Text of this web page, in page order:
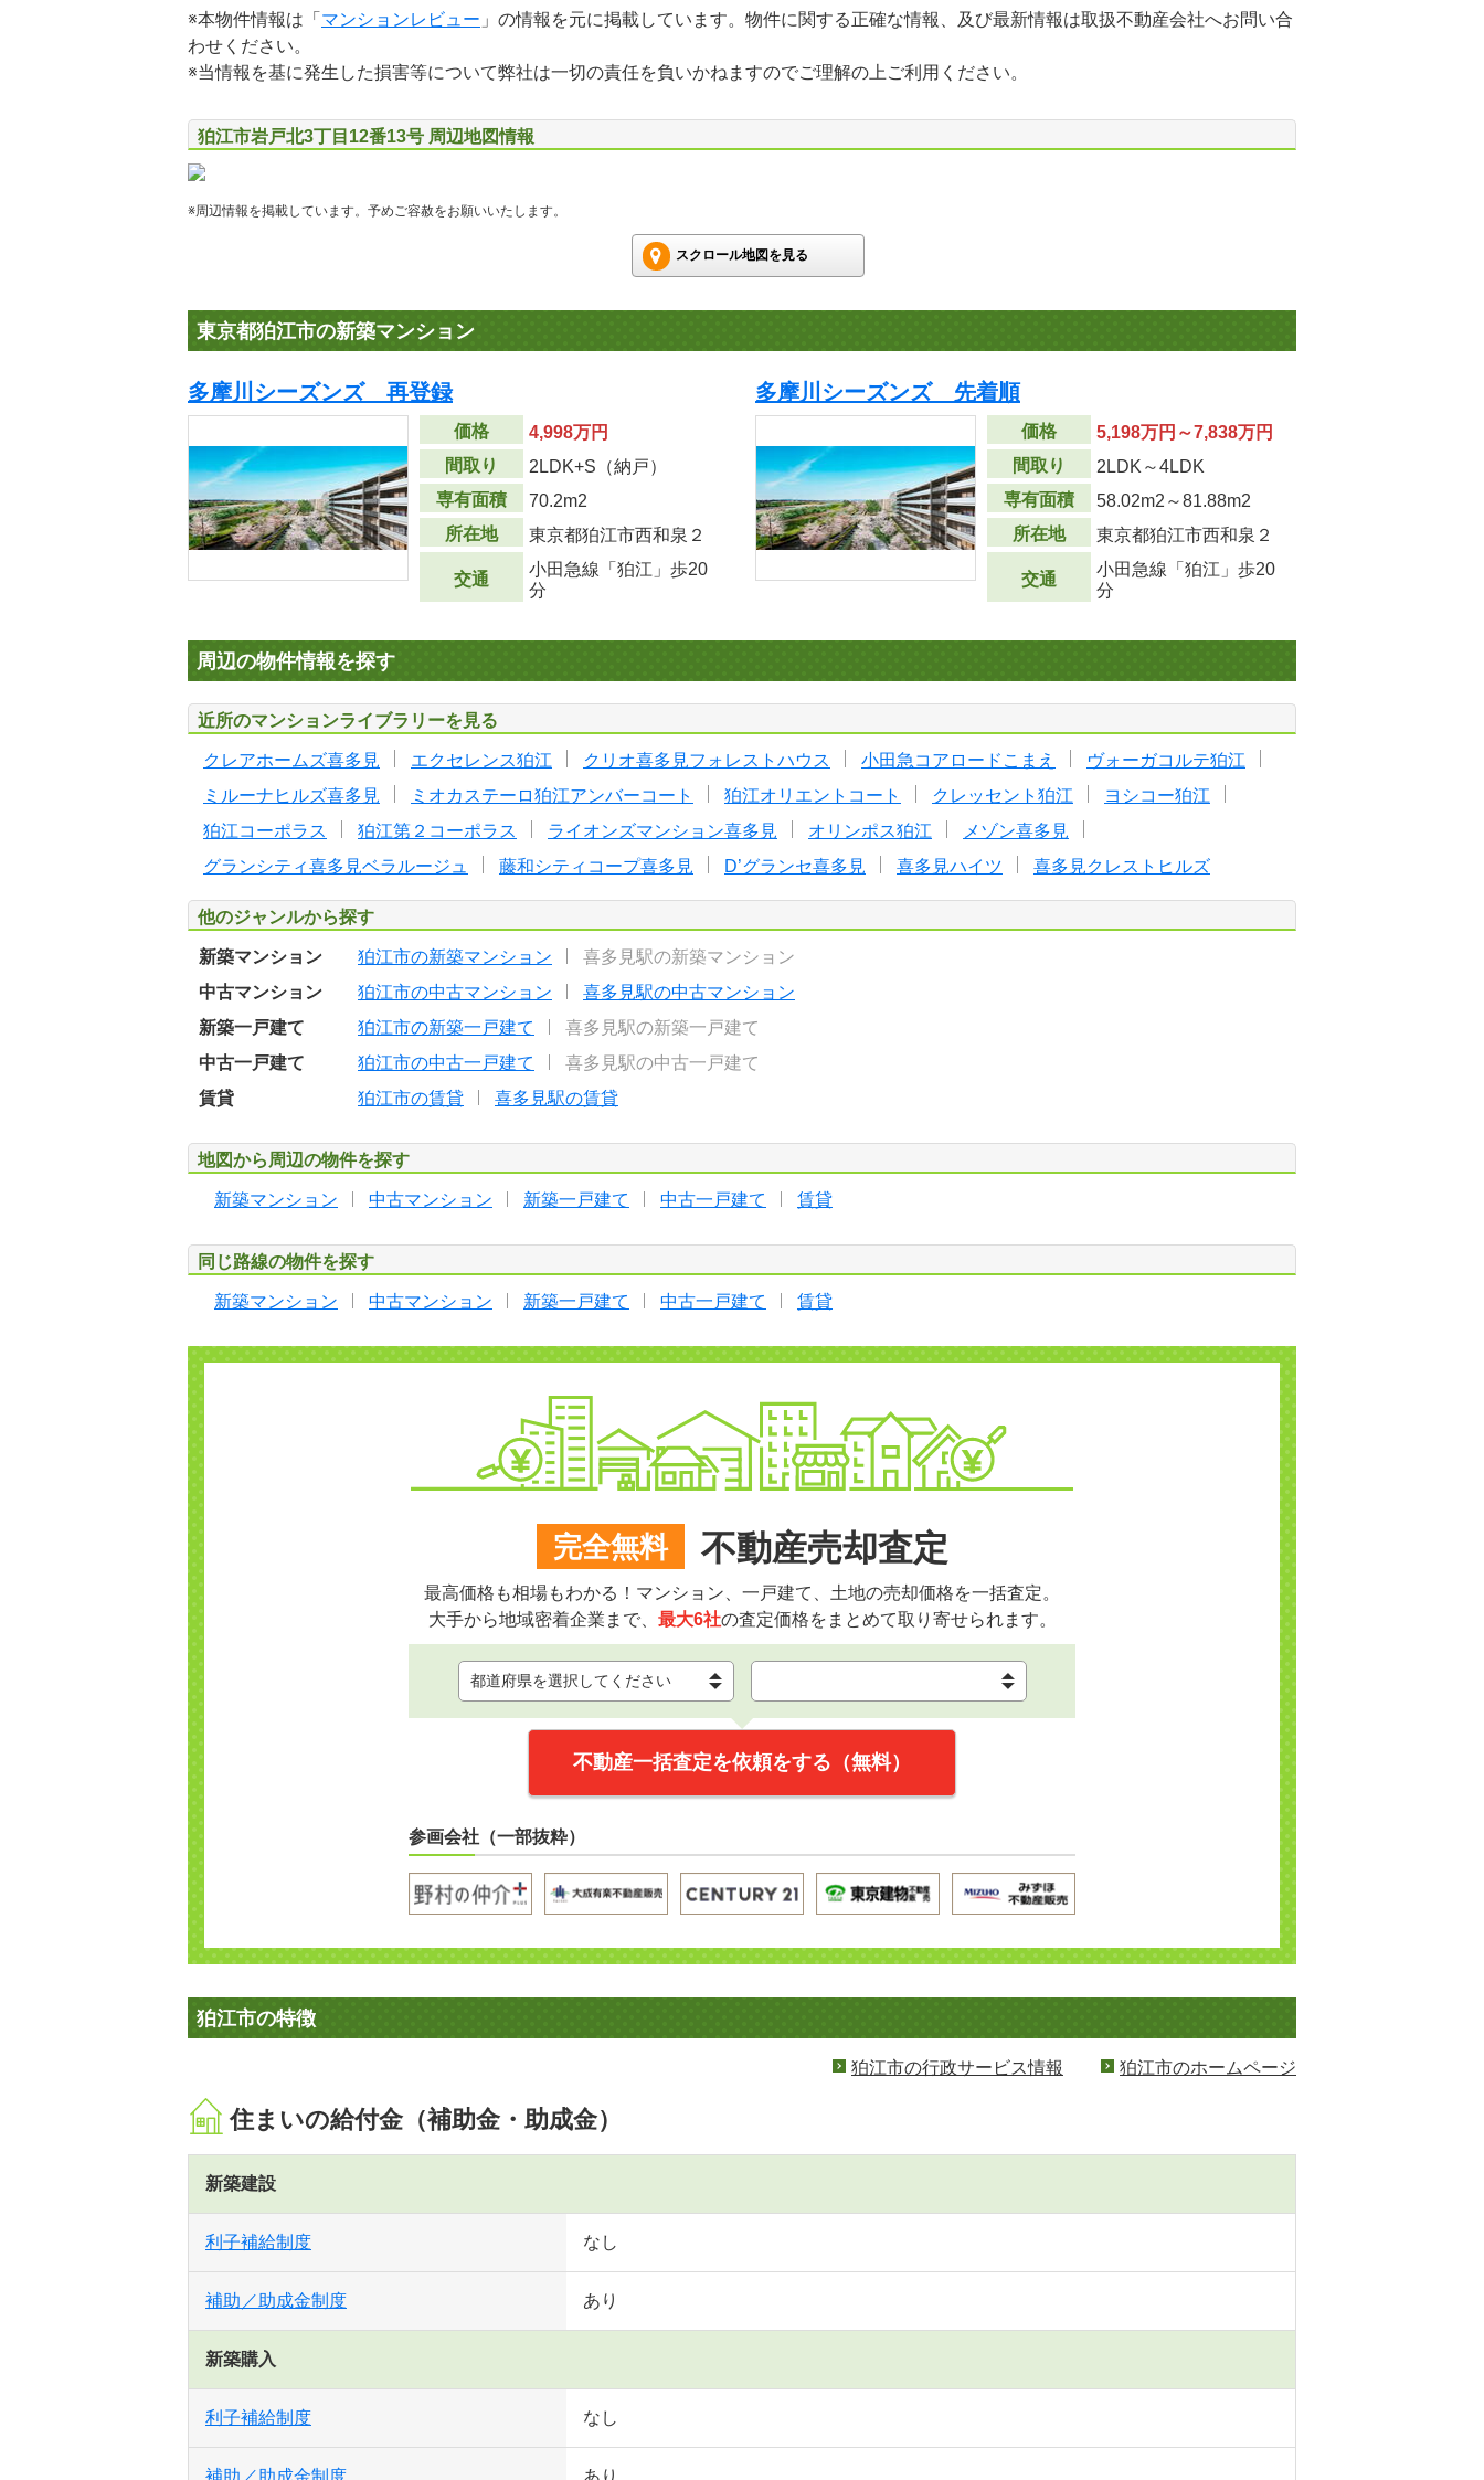
※本物件情報は「 マンションレビュー 」の情報を元に掲載しています。物件に関する正確な情報、及び最新情報は取扱不動産会社へお問い合
わせください。
※当情報を基に発生した損害等について弊社は一切の責任を負いかねますのでご理解の上ご利用ください。
狛江市岩戸北3丁目12番13号 周辺地図情報
※周辺情報を掲載しています。予めご容赦をお願いいたします。
スクロール地図を見る
東京都狛江市の新築マンション
多摩川シーズンズ 再登録
価格
4,998万円
間取り
2LDK+S（納戸）
専有面積
70.2m2
所在地
東京都狛江市西和泉２
交通
小田急線「狛江」歩20
分
多摩川シーズンズ 先着順
価格
5,198万円～7,838万円
間取り
2LDK～4LDK
専有面積
58.02m2 ～81.88m2
所在地
東京都狛江市西和泉２
交通
小田急線「狛江」歩20
分
周辺の物件情報を探す
近所のマンションライブラリーを見る
クレアホームズ喜多見 エクセレンス狛江 クリオ喜多見フォレストハウス 小田急コアロードこまえ
ヴォーガコルテ狛江
ミルーナヒルズ喜多見
ミオカステーロ狛江アンバーコート 狛江オリエントコート クレッセント狛江
ヨシコー狛江
狛江コーポラス
狛江第２コーポラス ライオンズマンション喜多見 オリンポス狛江
メゾン喜多見
グランシティ喜多見ベラルージュ
藤和シティコープ喜多見 D’グランセ喜多見 喜多見ハイツ 喜多見クレストヒルズ
他のジャンルから探す
新築マンション 狛江市の新築マンション
喜多見駅の新築マンション
中古マンション
狛江市の中古マンション
喜多見駅の中古マンション
新築一戸建て
狛江市の新築一戸建て
喜多見駅の新築一戸建て
中古一戸建て
狛江市の中古一戸建て
喜多見駅の中古一戸建て
賃貸
狛江市の賃貸 喜多見駅の賃貸
地図から周辺の物件を探す
新築マンション 中古マンション 新築一戸建て 中古一戸建て 賃貸
同じ路線の物件を探す
新築マンション 中古マンション 新築一戸建て 中古一戸建て 賃貸
完全無料 不動産売却査定
最高価格も相場もわかる！マンション、一戸建て、土地の売却価格を一括査定。
大手から地域密着企業まで、 最大6社の査定価格をまとめて取り寄せられます。
不動産一括査定を依頼をする（無料）
参画会社（一部抜粋）
狛江市の特徴
狛江市の行政サービス情報 狛江市のホームページ
住まいの給付金（補助金・助成金）
新築建設
利子補給制度 なし
補助／助成金制度 あり
新築購入
利子補給制度 なし
補助／助成金制度 あり